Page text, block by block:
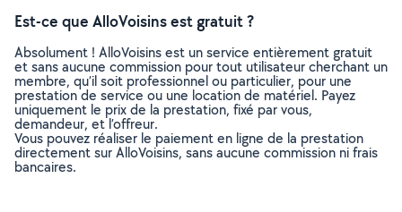
Est-ce que AlloVoisins est gratuit ?
Absolument ! AlloVoisins est un service entièrement gratuit
et sans aucune commission pour tout utilisateur cherchant un
membre, qu’il soit professionnel ou particulier, pour une
prestation de service ou une location de matériel. Payez
uniquement le prix de la prestation, fixé par vous,
demandeur, et l’offreur.
Vous pouvez réaliser le paiement en ligne de la prestation
directement sur AlloVoisins, sans aucune commission ni frais
bancaires.